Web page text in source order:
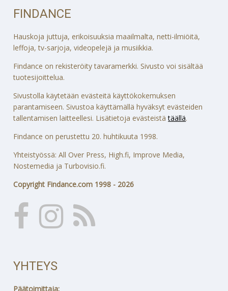
FINDANCE
Hauskoja juttuja, erikoisuuksia maailmalta, netti-ilmiöitä,
leffoja, tv-sarjoja, videopelejä ja musiikkia.
Findance on rekisteröity tavaramerkki. Sivusto voi sisältää
tuotesijoittelua.
Sivustolla käytetään evästeitä käyttökokemuksen
parantamiseen. Sivustoa käyttämällä hyväksyt evästeiden
tallentamisen laitteellesi. Lisätietoja evästeistätäällä.
Findance on perustettu 20. huhtikuuta 1998.
Yhteistyössä: All Over Press, High.fi, Improve Media,
Nostemedia ja Turbovisio.fi.
Copyright Findance.com 1998 - 2026
YHTEYS
Päätoimittaja: